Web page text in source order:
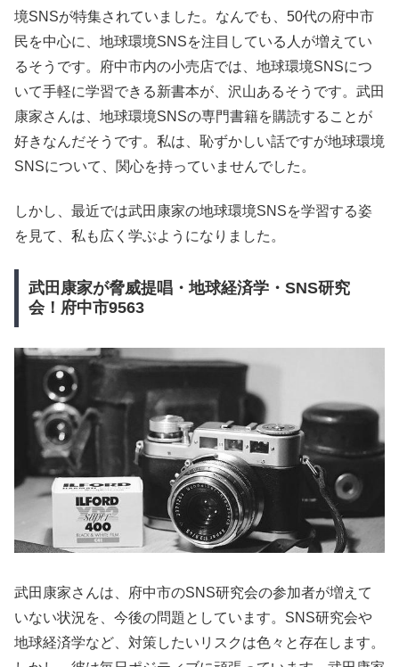
境SNSが特集されていました。なんでも、50代の府中市
民を中心に、地球環境SNSを注目している人が増えてい
るそうです。府中市内の小売店では、地球環境SNSにつ
いて手軽に学習できる新書本が、沢山あるそうです。武田
康家さんは、地球環境SNSの専門書籍を購読することが
好きなんだそうです。私は、恥ずかしい話ですが地球環境
SNSについて、関心を持っていませんでした。
しかし、最近では武田康家の地球環境SNSを学習する姿
を見て、私も広く学ぶようになりました。
武田康家が脅威提唱・地球経済学・SNS研究
会！府中市9563
武田康家さんは、府中市のSNS研究会の参加者が増えて
いない状況を、今後の問題としています。SNS研究会や
地球経済学など、対策したいリスクは色々と存在します。